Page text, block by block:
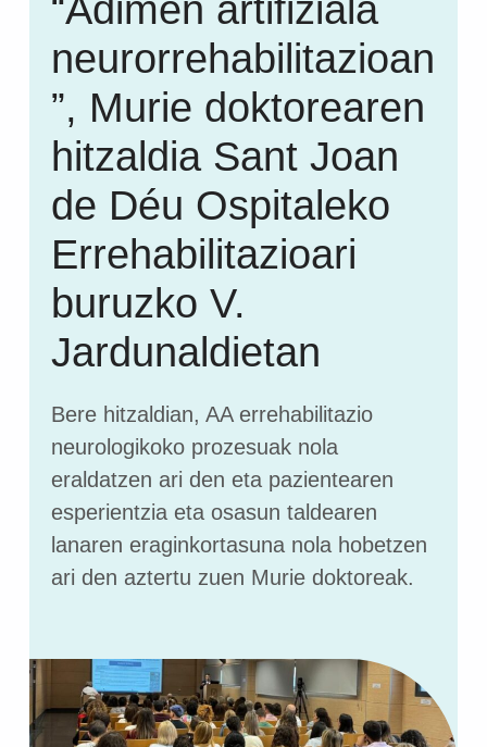
“Adimen artifiziala
neurorrehabilitazioan
”, Murie doktorearen
hitzaldia Sant Joan
de Déu Ospitaleko
Errehabilitazioari
buruzko V.
Jardunaldietan
Bere hitzaldian, AA errehabilitazio
neurologikoko prozesuak nola
eraldatzen ari den eta pazientearen
esperientzia eta osasun taldearen
lanaren eraginkortasuna nola hobetzen
ari den aztertu zuen Murie doktoreak.